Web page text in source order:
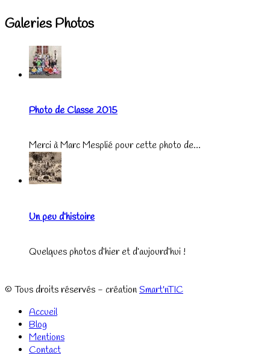
Galeries Photos
Photo de Classe 2015
Merci à Marc Mesplié pour cette photo de...
Un peu d’histoire
Quelques photos d’hier et d’aujourd’hui !
© Tous droits réservés - création Smart'nTIC
Accueil
Blog
Mentions
Contact